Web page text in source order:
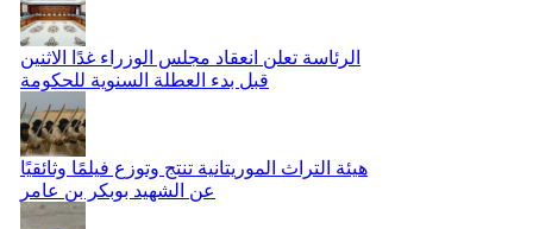
الرئاسة تعلن انعقاد مجلس الوزراء غدًا الاثنين
قبل بدء العطلة السنوية للحكومة
هيئة التراث الموريتانية تنتج وتوزع فيلمًا وثائقيًا
عن الشهيد بوبكر بن عامر